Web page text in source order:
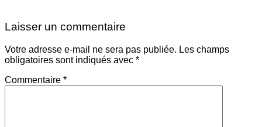
Laisser un commentaire
Votre adresse e-mail ne sera pas publiée. Les champs
obligatoires sont indiqués avec *
Commentaire *